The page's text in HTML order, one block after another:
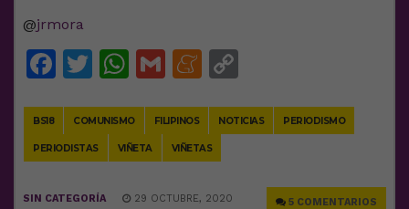
@jrmora
Facebook
Twitter
WhatsApp
GmailMeneame
BS18 COMUNISMO FILIPINOS NOTICIAS PERIODISMO
PERIODISTAS VIÑETA VIÑETAS
5 COMENTARIOS
SIN CATEGORÍA 29 OCTUBRE, 2020